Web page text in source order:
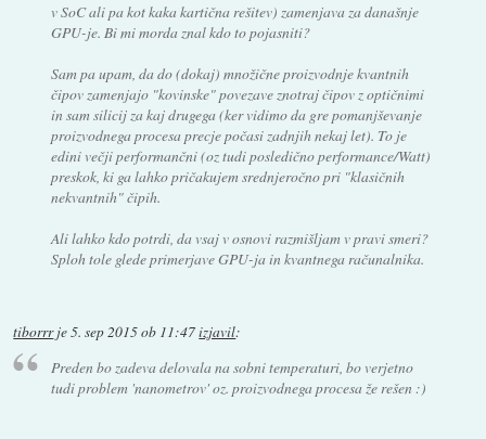
v SoC ali pa kot kaka kartična rešitev) zamenjava za današnje
GPU-je. Bi mi morda znal kdo to pojasniti?
Sam pa upam, da do (dokaj) množične proizvodnje kvantnih
čipov zamenjajo "kovinske" povezave znotraj čipov z optičnimi
in sam silicij za kaj drugega (ker vidimo da gre pomanjševanje
proizvodnega procesa precje počasi zadnjih nekaj let). To je
edini večji performančni (oz tudi posledično performance/Watt)
preskok, ki ga lahko pričakujem srednjeročno pri "klasičnih
nekvantnih" čipih.
Ali lahko kdo potrdi, da vsaj v osnovi razmišljam v pravi smeri?
Sploh tole glede primerjave GPU-ja in kvantnega računalnika.
tiborrrje5. sep 2015 ob 11:47izjavil:
Preden bo zadeva delovala na sobni temperaturi, bo verjetno
tudi problem 'nanometrov' oz. proizvodnega procesa že rešen :)